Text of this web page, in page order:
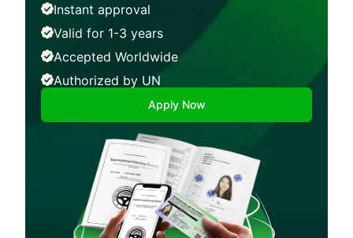
Instant approval
Valid for 1-3 years
Accepted Worldwide
Authorized by UN
Apply Now